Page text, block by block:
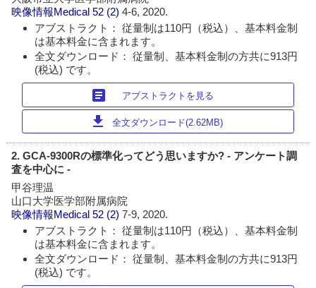
映像情報Medical 52 (2)4-6, 2020.
アブストラクト： 従量制は110円（税込）、基本料金制
は基本料金に含まれます。
全文ダウンロード： 従量制、基本料金制の方共に913円
(税込) です。
article アブストラクトを見る
download 全文ダウンロード(2.62MB)
2. GCA-9300Rの標準化ってどう思いますか? - アンケート調
査を中心に -
甲谷理温
山口大学医学部附属病院
映像情報Medical 52 (2)7-9, 2020.
アブストラクト： 従量制は110円（税込）、基本料金制
は基本料金に含まれます。
全文ダウンロード： 従量制、基本料金制の方共に913円
(税込) です。